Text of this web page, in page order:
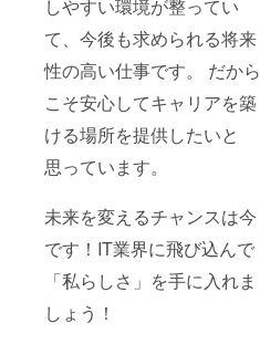
しやすい環境が整ってい
て、今後も求められる将来
性の高い仕事です。 だから
こそ安心してキャリアを築
ける場所を提供したいと
思っています。
未来を変えるチャンスは今
です！IT業界に飛び込んで
「私らしさ」を手に入れま
しょう！